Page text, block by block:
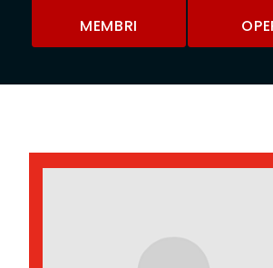
MEMBRI